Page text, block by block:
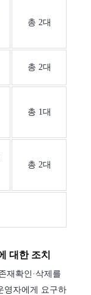
총 2대
총 2대
총 1대
총 2대
대한 조치
재확인·삭제를
영자에게 요구하